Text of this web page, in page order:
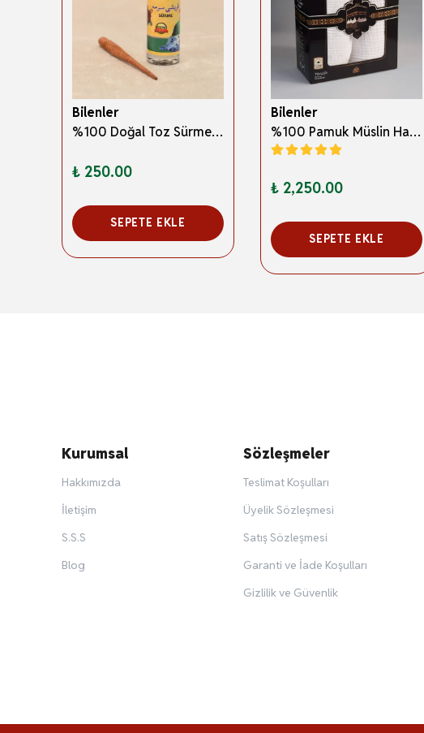
Bilenler
%100 Doğal Toz Sürme + Ahşap Sürme Çubuğu | Geleneksel ve Orijinal Göz Sürmesi
₺ 250.00
SEPETE EKLE
Bilenler
%100 Pamuk Müslin Hac İhramı – Hafif; Dikişsiz ve Antibakteriyel
₺ 2,250.00
SEPETE EKLE
Kurumsal
Hakkımızda
İletişim
S.S.S
Blog
Sözleşmeler
Teslimat Koşulları
Üyelik Sözleşmesi
Satış Sözleşmesi
Garanti ve İade Koşulları
Gizlilik ve Güvenlik